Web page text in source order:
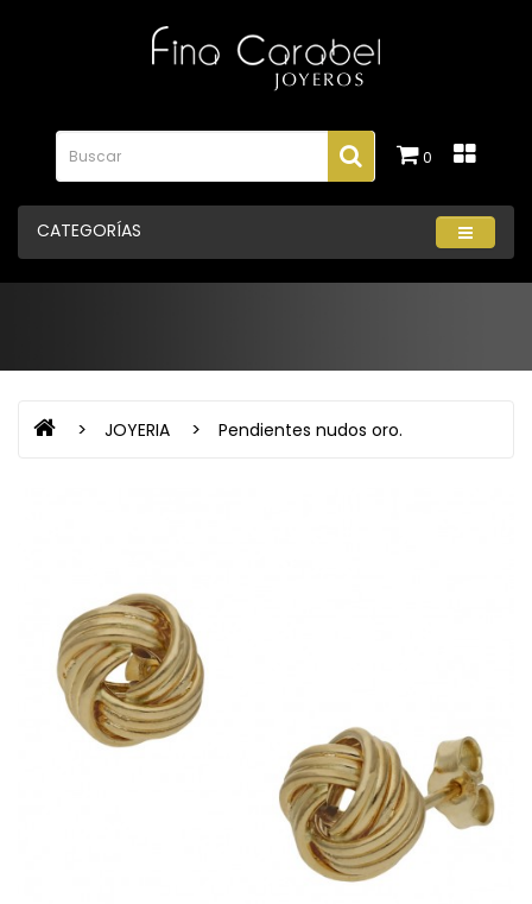
0
CATEGORÍAS
JOYERIA Pendientes nudos oro.